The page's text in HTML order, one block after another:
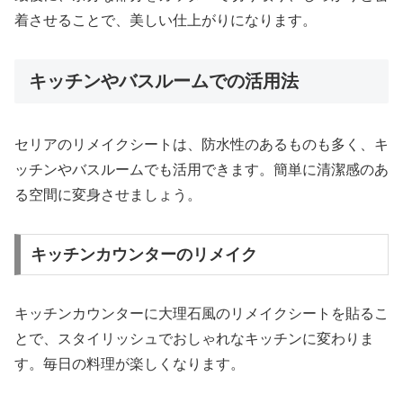
着させることで、美しい仕上がりになります。
キッチンやバスルームでの活用法
セリアのリメイクシートは、防水性のあるものも多く、キ
ッチンやバスルームでも活用できます。簡単に清潔感のあ
る空間に変身させましょう。
キッチンカウンターのリメイク
キッチンカウンターに大理石風のリメイクシートを貼るこ
とで、スタイリッシュでおしゃれなキッチンに変わりま
す。毎日の料理が楽しくなります。